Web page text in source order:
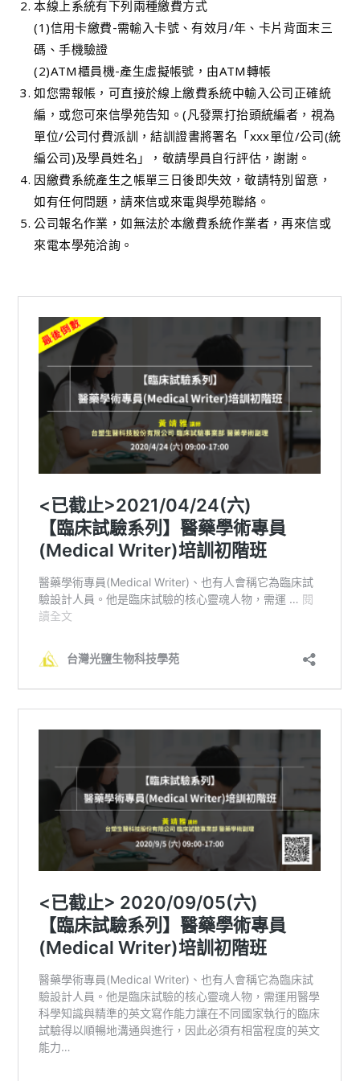
本線上系統有下列兩種繳費方式
(1)信用卡繳費-需輸入卡號、有效月/年、卡片背面末三
碼、手機驗證
(2)ATM櫃員機-產生虛擬帳號，由ATM轉帳
如您需報帳，可直接於線上繳費系統中輸入公司正確統
編，或您可來信學苑告知。(凡發票打抬頭統編者，視為
單位/公司付費派訓，結訓證書將署名「xxx單位/公司(統
編公司)及學員姓名」，敬請學員自行評估，謝謝。
因繳費系統產生之帳單三日後即失效，敬請特別留意，
如有任何問題，請來信或來電與學苑聯絡。
公司報名作業，如無法於本繳費系統作業者，再來信或
來電本學苑洽詢。